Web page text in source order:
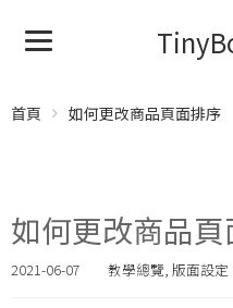
首頁 如何更改商品頁面排序
如何更改商品
2021-06-07 教學總覽, 版面設定